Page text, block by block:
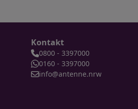
Kontakt
0800 - 3397000
0160 - 3397000
info@antenne.nrw